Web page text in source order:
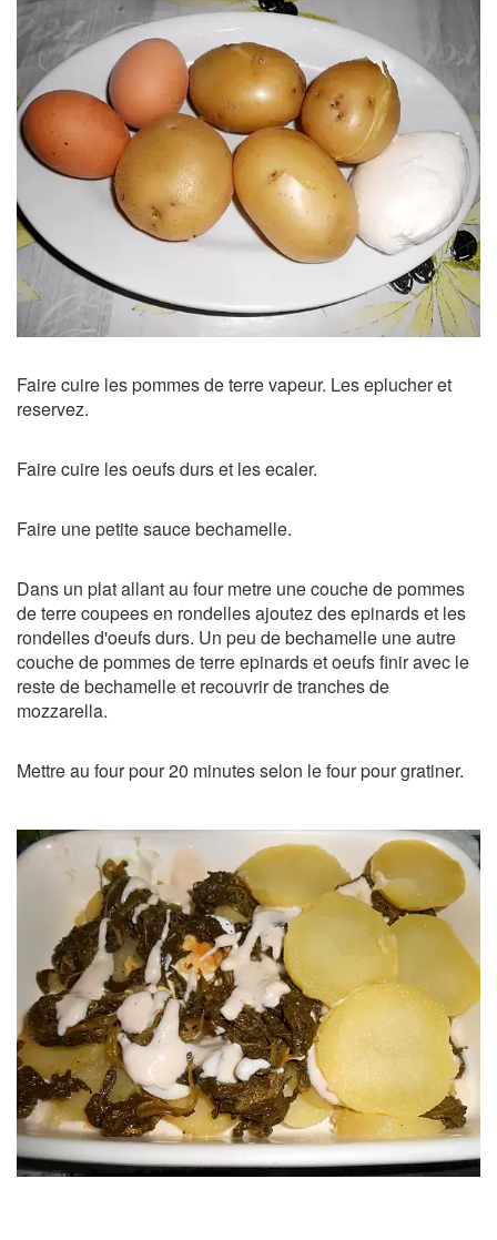
Faire cuire les pommes de terre vapeur. Les eplucher et
reservez.
Faire cuire les oeufs durs et les ecaler.
Faire une petite sauce bechamelle.
Dans un plat allant au four metre une couche de pommes
de terre coupees en rondelles ajoutez des epinards et les
rondelles d'oeufs durs. Un peu de bechamelle une autre
couche de pommes de terre epinards et oeufs finir avec le
reste de bechamelle et recouvrir de tranches de
mozzarella.
Mettre au four pour 20 minutes selon le four pour gratiner.